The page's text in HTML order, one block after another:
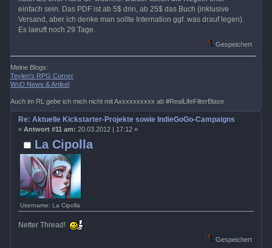
einfach sein. Das PDF ist ab 5$ drin, ab 25$ das Buch (inklusive
Versand, aber ich denke man sollte Internation ggf. was drauf legen).
Es laeuft noch 29 Tage.
Gespeichert
Meine Blogs:
Teylen's RPG Corner
WoD News & Artikel
Auch im RL gebe ich mich nicht mit Axxxxxxxxxx ab #RealLifeFilterBlase
La Cipolla
Username: La Cipolla
Re: Aktuelle Kickstarter-Projekte sowie IndieGoGo-Campaigns
« Antwort #11 am: 20.03.2012 | 17:12 »
Netter Thread!
Gespeichert